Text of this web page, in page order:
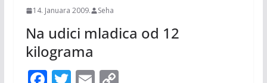
14. Januara 2009. Seha
Na udici mladica od 12
kilograma